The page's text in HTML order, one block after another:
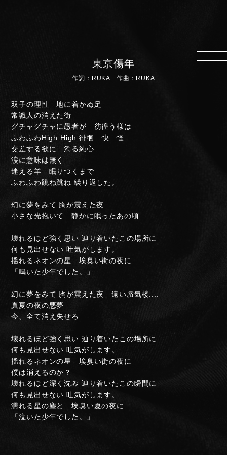
DISCOGRAPHY
MUSIC VIDEO
LYRICS
GOODS
伊達漢
CONTACT
NIGHTMARE OFFICIAL MOBILE SITE
JOIN LOGIN
FAN CLUB INFORMATION
東京傷年
作詞：RUKA 作曲：RUKA
双子の理性 地に着かぬ足
常識人の消えた街
グチャグチャに愚者が 彷徨う様は
ふわふわHigh High 徘徊 快 怪
交差する欲に 濁る純心
涙に意味は無く
迷える羊 眠りつくまで
ふわふわ跳ね跳ね 繰り返した。
幻に夢をみて 胸が震えた夜
小さな光抱いて 静かに眠ったあの頃....
壊れるほど強く思い 辿り着いたこの場所に
何も見出せない 吐気がします。
揺れるネオンの星 埃臭い街の夜に
「鳴いた少年でした。」
幻に夢をみて 胸が震えた夜 遠い蜃気楼....
真夏の夜の悪夢
今、全て消え失せろ
壊れるほど強く思い 辿り着いたこの場所に
何も見出せない 吐気がします。
揺れるネオンの星 埃臭い街の夜に
僕は消えるのか？
壊れるほど深く沈み 辿り着いたこの瞬間に
何も見出せない 吐気がします。
濡れる星の塵と 埃臭い夏の夜に
「泣いた少年でした。」